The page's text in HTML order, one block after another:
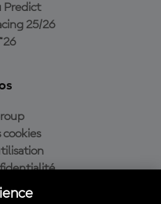
Predict
25/26
cookies